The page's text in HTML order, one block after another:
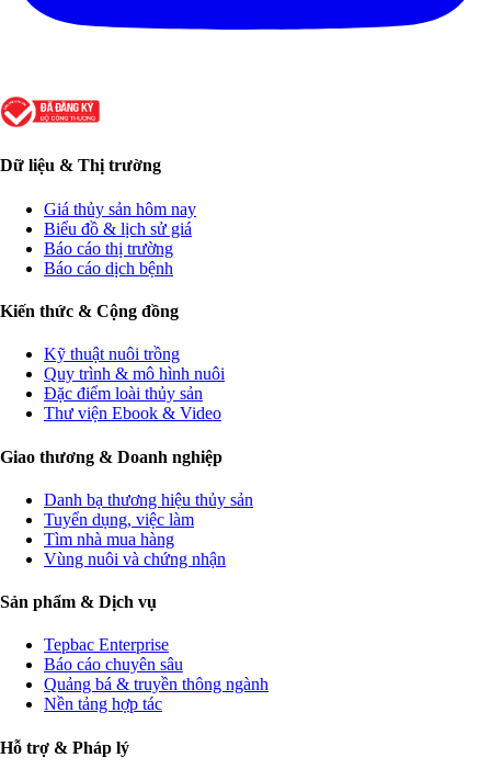
Dữ liệu & Thị trường
Giá thủy sản hôm nay
Biểu đồ & lịch sử giá
Báo cáo thị trường
Báo cáo dịch bệnh
Kiến thức & Cộng đồng
Kỹ thuật nuôi trồng
Quy trình & mô hình nuôi
Đặc điểm loài thủy sản
Thư viện Ebook & Video
Giao thương & Doanh nghiệp
Danh bạ thương hiệu thủy sản
Tuyển dụng, việc làm
Tìm nhà mua hàng
Vùng nuôi và chứng nhận
Sản phẩm & Dịch vụ
Tepbac Enterprise
Báo cáo chuyên sâu
Quảng bá & truyền thông ngành
Nền tảng hợp tác
Hỗ trợ & Pháp lý